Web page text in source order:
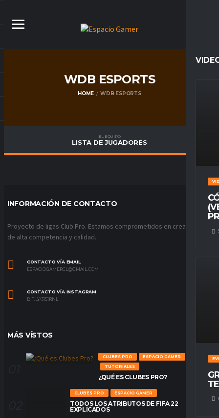
WDB ESPORTS
HOME WDB ESPORTS
EL EQUIPO
LISTA DE JUGADORES
INFORMACIÓN DE CONTACTO
Proyecto de ligas Club Pro. Estamos comprometidos en crear ligas
de alta competencia y calidad.
CONTACTO VÍA EMAIL
ESPACIOGAMERCL@GMAIL.COM
CONTACTO VÍA INSTAGRAM
BIT.LY/31S1RNL
MÁS VÍSTOS
CLUBES PRO
ESPACIO GAMER
TUTORIALES
¿QUÉ ES CLUBES PRO?
CLUBES PRO ESPACIO GAMER
TODOS LOS ATRIBUTOS DE FIFA 22
EXPLICADOS